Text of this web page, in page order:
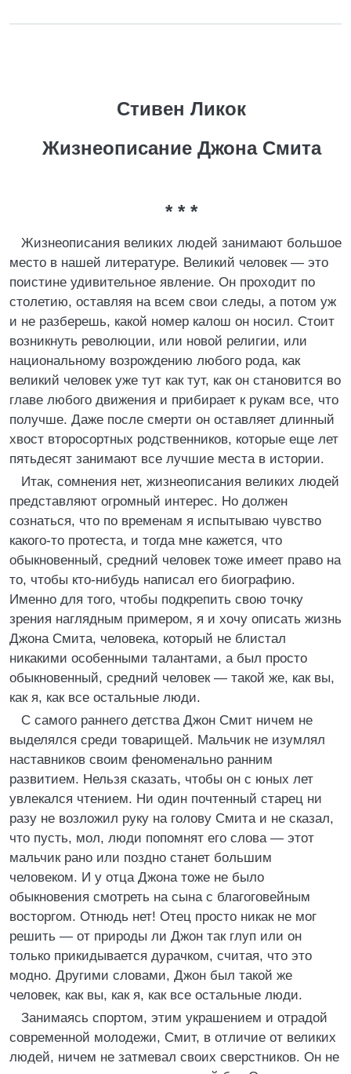
Стивен Ликок
Жизнеописание Джона Смита
* * *
Жизнеописания великих людей занимают большое
место в нашей литературе. Великий человек — это
поистине удивительное явление. Он проходит по
столетию, оставляя на всем свои следы, а потом уж
и не разберешь, какой номер калош он носил. Стоит
возникнуть революции, или новой религии, или
национальному возрождению любого рода, как
великий человек уже тут как тут, как он становится во
главе любого движения и прибирает к рукам все, что
получше. Даже после смерти он оставляет длинный
хвост второсортных родственников, которые еще лет
пятьдесят занимают все лучшие места в истории.
Итак, сомнения нет, жизнеописания великих людей
представляют огромный интерес. Но должен
сознаться, что по временам я испытываю чувство
какого-то протеста, и тогда мне кажется, что
обыкновенный, средний человек тоже имеет право на
то, чтобы кто-нибудь написал его биографию.
Именно для того, чтобы подкрепить свою точку
зрения наглядным примером, я и хочу описать жизнь
Джона Смита, человека, который не блистал
никакими особенными талантами, а был просто
обыкновенный, средний человек — такой же, как вы,
как я, как все остальные люди.
С самого раннего детства Джон Смит ничем не
выделялся среди товарищей. Мальчик не изумлял
наставников своим феноменально ранним
развитием. Нельзя сказать, чтобы он с юных лет
увлекался чтением. Ни один почтенный старец ни
разу не возложил руку на голову Смита и не сказал,
что пусть, мол, люди попомнят его слова — этот
мальчик рано или поздно станет большим
человеком. И у отца Джона тоже не было
обыкновения смотреть на сына с благоговейным
восторгом. Отнюдь нет! Отец просто никак не мог
решить — от природы ли Джон так глуп или он
только прикидывается дурачком, считая, что это
модно. Другими словами, Джон был такой же
человек, как вы, как я, как все остальные люди.
Занимаясь спортом, этим украшением и отрадой
современной молодежи, Смит, в отличие от великих
людей, ничем не затмевал своих сверстников. Он не